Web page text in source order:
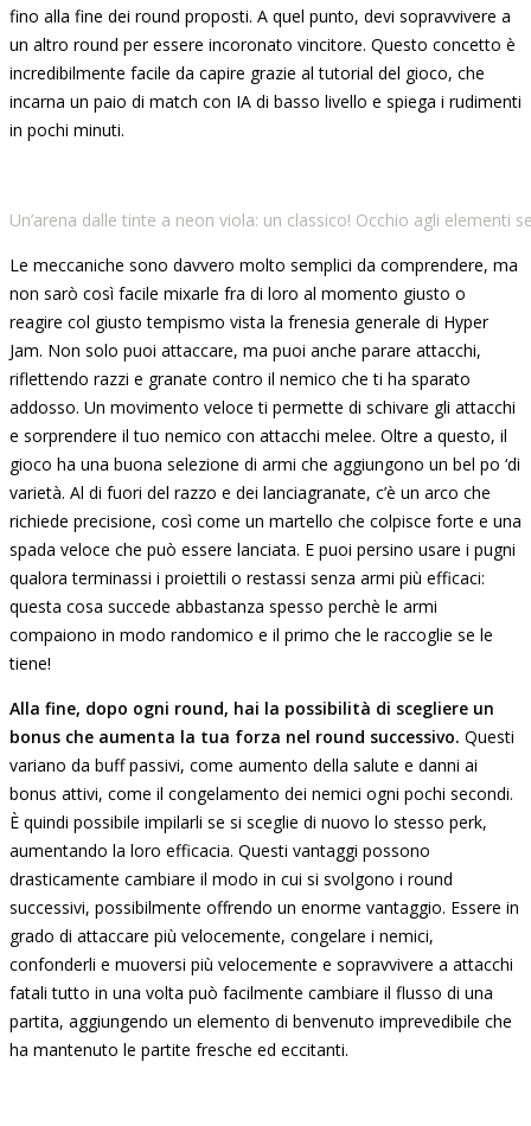
fino alla fine dei round proposti. A quel punto, devi sopravvivere a
un altro round per essere incoronato vincitore. Questo concetto è
incredibilmente facile da capire grazie al tutorial del gioco, che
incarna un paio di match con IA di basso livello e spiega i rudimenti
in pochi minuti.
Un’arena dalle tinte a neon viola: un classico! Occhio agli elementi
Le meccaniche sono davvero molto semplici da comprendere, ma
non sarò così facile mixarle fra di loro al momento giusto o
reagire col giusto tempismo vista la frenesia generale di Hyper
Jam. Non solo puoi attaccare, ma puoi anche parare attacchi,
riflettendo razzi e granate contro il nemico che ti ha sparato
addosso. Un movimento veloce ti permette di schivare gli attacchi
e sorprendere il tuo nemico con attacchi melee. Oltre a questo, il
gioco ha una buona selezione di armi che aggiungono un bel po ‘di
varietà. Al di fuori del razzo e dei lanciagranate, c’è un arco che
richiede precisione, così come un martello che colpisce forte e una
spada veloce che può essere lanciata. E puoi persino usare i pugni
qualora terminassi i proiettili o restassi senza armi più efficaci:
questa cosa succede abbastanza spesso perchè le armi
compaiono in modo randomico e il primo che le raccoglie se le
tiene!
Alla fine, dopo ogni round, hai la possibilità di scegliere un
bonus che aumenta la tua forza nel round successivo. Questi
variano da buff passivi, come aumento della salute e danni ai
bonus attivi, come il congelamento dei nemici ogni pochi secondi.
È quindi possibile impilarli se si sceglie di nuovo lo stesso perk,
aumentando la loro efficacia. Questi vantaggi possono
drasticamente cambiare il modo in cui si svolgono i round
successivi, possibilmente offrendo un enorme vantaggio. Essere in
grado di attaccare più velocemente, congelare i nemici,
confonderli e muoversi più velocemente e sopravvivere a attacchi
fatali tutto in una volta può facilmente cambiare il flusso di una
partita, aggiungendo un elemento di benvenuto imprevedibile che
ha mantenuto le partite fresche ed eccitanti.